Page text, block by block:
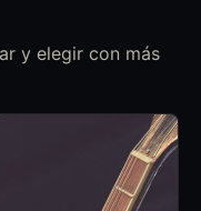
y elegir con más